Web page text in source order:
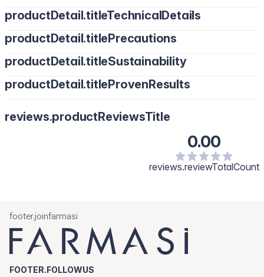
productDetail.titleTechnicalDetails
productDetail.titlePrecautions
productDetail.titleSustainability
productDetail.titleProvenResults
reviews.productReviewsTitle
0.00
reviews.reviewTotalCount
footer.joinfarmasi
FOOTER.FOLLOWUS